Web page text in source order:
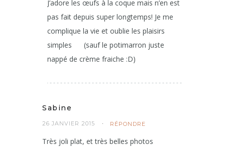
J’adore les œufs à la coque mais n’en est
pas fait depuis super longtemps! Je me
complique la vie et oublie les plaisirs
simples
(sauf le potimarron juste
nappé de crème fraiche :D)
Sabine
26 JANVIER 2015 RÉPONDRE
Très joli plat, et très belles photos